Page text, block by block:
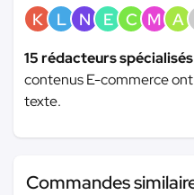
K L N E C M A
15 rédacteurs spécialisés
contenus E-commerce
texte.
Commandes